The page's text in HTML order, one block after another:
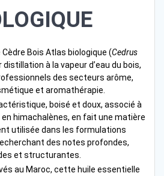
Cèdre Bois Atlas biologique (Cedrus
à la vapeur d’eau du bois,
des secteurs arôme,
et aromathérapie.
boisé et doux, associé à
himachalènes, en fait une matière
utilisée dans les formulations
des notes profondes,
et structurantes.
au Maroc, cette huile essentielle